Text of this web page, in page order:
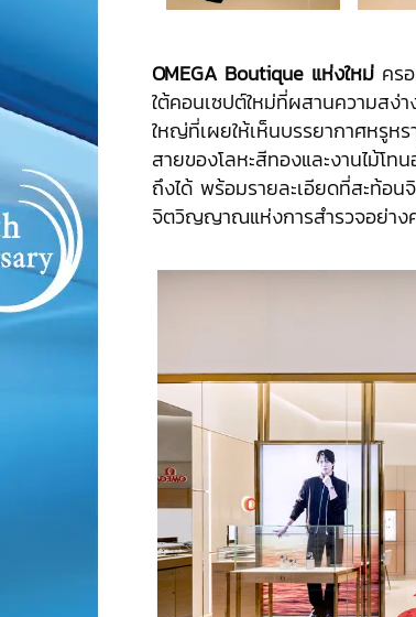
OMEGA Boutique แห่งใหม่ คร
ใต้คอนเซปต์ใหม่ที่ผสานความสง่
ใหญ่ที่เผยให้เห็นบรรยากาศหรูห
สายของโลหะสีทองและงานไม้โ
ถึงได้ พร้อมรายละเอียดที่สะท้อ
จิตวิญญาณแห่งการสำรวจอย่าง